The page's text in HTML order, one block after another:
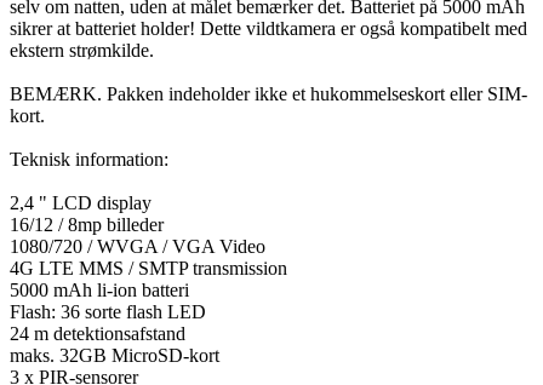
selv om natten, uden at målet bemærker det. Batteriet på 5000 mAh
sikrer at batteriet holder! Dette vildtkamera er også kompatibelt med
ekstern strømkilde.
BEMÆRK. Pakken indeholder ikke et hukommelseskort eller SIM-
kort.
Teknisk information:
2,4 " LCD display
16/12 / 8mp billeder
1080/720 / WVGA / VGA Video
4G LTE MMS / SMTP transmission
5000 mAh li-ion batteri
Flash: 36 sorte flash LED
24 m detektionsafstand
maks. 32GB MicroSD-kort
3 x PIR-sensorer